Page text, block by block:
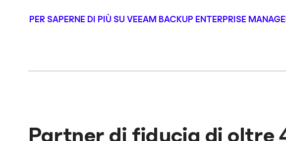
PER SAPERNE DI PIÙ SU VEEAM BACKUP ENTERPRISE